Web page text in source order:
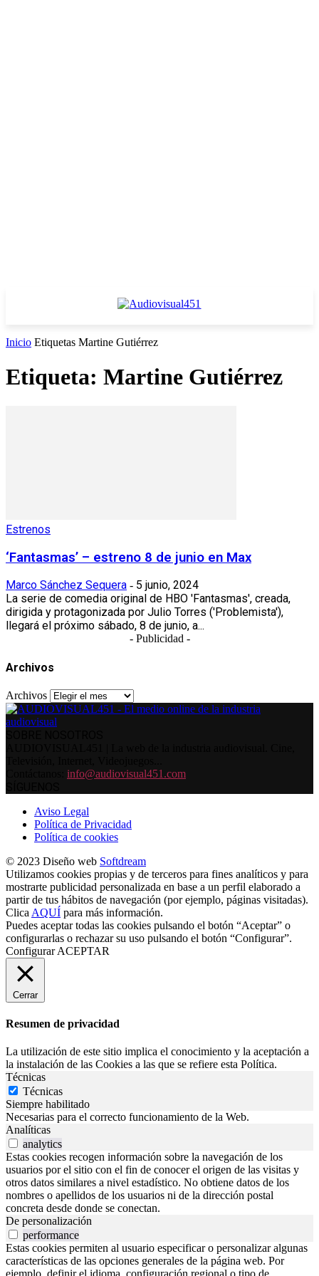
Inicio Etiquetas Martine Gutiérrez
Etiqueta: Martine Gutiérrez
Estrenos
‘Fantasmas’ – estreno 8 de junio en Max
Marco Sánchez Sequera - 5 junio, 2024
La serie de comedia original de HBO 'Fantasmas', creada,
dirigida y protagonizada por Julio Torres ('Problemista'),
llegará el próximo sábado, 8 de junio, a...
- Publicidad -
Archivos
Archivos
info@audiovisual451.com
Aviso Legal
Política de Privacidad
Política de cookies
© 2023 Diseño web Softdream
Utilizamos cookies propias y de terceros para fines analíticos y para
mostrarte publicidad personalizada en base a un perfil elaborado a
partir de tus hábitos de navegación (por ejemplo, páginas visitadas).
Clica AQUÍ para más información.
Puedes aceptar todas las cookies pulsando el botón “Aceptar” o
configurarlas o rechazar su uso pulsando el botón “Configurar”.
Configurar ACEPTAR
Cerrar
Resumen de privacidad
La utilización de este sitio implica el conocimiento y la aceptación a
la instalación de las Cookies a las que se refiere esta Política.
Técnicas
Técnicas
Siempre habilitado
Necesarias para el correcto funcionamiento de la Web.
Analíticas
analytics
Estas cookies recogen información sobre la navegación de los
usuarios por el sitio con el fin de conocer el origen de las visitas y
otros datos similares a nivel estadístico. No obtiene datos de los
nombres o apellidos de los usuarios ni de la dirección postal
concreta desde donde se conectan.
De personalización
performance
Estas cookies permiten al usuario especificar o personalizar algunas
características de las opciones generales de la página web. Por